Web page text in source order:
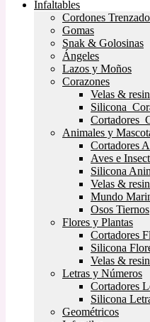
Infaltables
Cordones
Gomas
Snak & Golosinas
Ángeles
Lazos y Moños
Corazones
Velas &
Silicona
Cortadores
Animales y
Cortadores
Aves e
Silicona
Velas &
Mundo
Osos Tiernos
Flores y Plantas
Cortadores
Silicona
Velas &
Letras y Números
Cortadores
Silicona
Geométricos